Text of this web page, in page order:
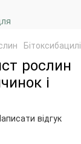
рослин
і
відгук